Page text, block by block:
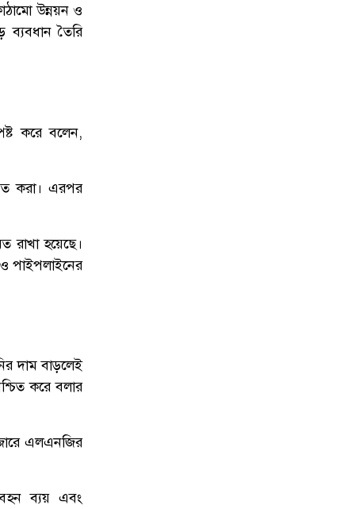
উন্নয়ন ও
ব্যবধান তৈরি
করে বলেন,
করা। এরপর
হয়েছে।
পাইপলাইনের
দাম বাড়লেই
করে বলার
এলএনজির
ব্যয় এবং